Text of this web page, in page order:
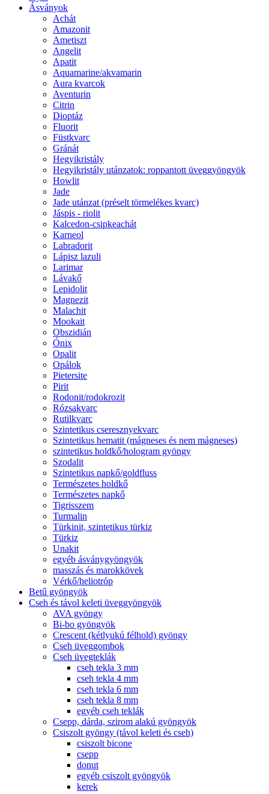
Ásványok
Achát
Amazonit
Ametiszt
Angelit
Apatit
Aquamarine/akvamarin
Aura kvarcok
Aventurin
Citrin
Dioptáz
Fluorit
Füstkvarc
Gránát
Hegyikristály
Hegyikristály utánzatok: roppantott üveggyöngyök
Howlit
Jade
Jade utánzat (préselt törmelékes kvarc)
Jáspis - riolit
Kalcedon-csipkeachát
Karneol
Labradorit
Lápisz lazuli
Larimar
Lávakő
Lepidolit
Magnezit
Malachit
Mookait
Obszidián
Ónix
Opalit
Opálok
Pietersite
Pirit
Rodonit/rodokrozit
Rózsakvarc
Rutilkvarc
Szintetikus cseresznyekvarc
Szintetikus hematit (mágneses és nem mágneses)
szintetikus holdkő/hologram gyöngy
Szodalit
Szintetikus napkő/goldfluss
Természetes holdkő
Természetes napkő
Tigrisszem
Turmalin
Türkinit, szintetikus türkiz
Türkiz
Unakit
egyéb ásványgyöngyök
masszás és marokkövek
Vérkő/heliotróp
Betű gyöngyök
Cseh és távol keleti üveggyöngyök
AVA gyöngy
Bi-bo gyöngyök
Crescent (kétlyukú félhold) gyöngy
Cseh üveggombok
Cseh üvegteklák
cseh tekla 3 mm
cseh tekla 4 mm
cseh tekla 6 mm
cseh tekla 8 mm
egyéb cseh teklák
Csepp, dárda, szirom alakú gyöngyök
Csiszolt gyöngy (távol keleti és cseh)
csiszolt bicone
csepp
donut
egyéb csiszolt gyöngyök
kerek